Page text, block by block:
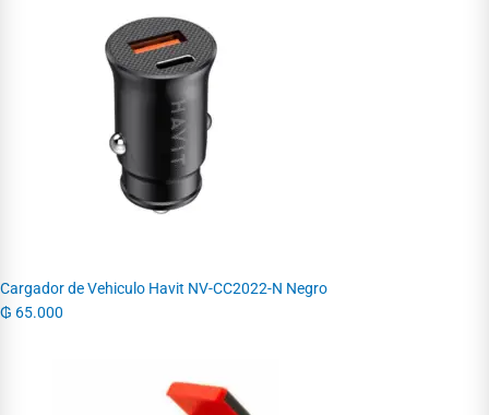
Cargador de Vehiculo Havit NV-CC2022-N Negro
₲ 65.000